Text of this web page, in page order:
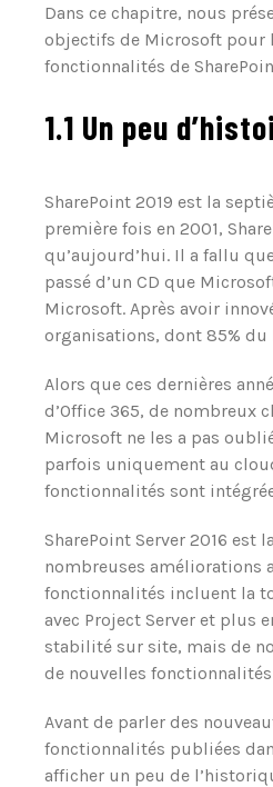
Dans ce chapitre, nous
objectifs de Microsoft pour
fonctionnalités de
1.1 Un peu
SharePoint 2019 est la
première fois en 2001,
qu’aujourd’hui. Il a fallu
passé d’un CD que
Microsoft. Après avoir
organisations, dont 85% du
Alors que ces dernières
d’Office 365, de nombreux
Microsoft ne les a pas
parfois uniquement au
fonctionnalités sont
SharePoint Server 2016 est
nombreuses améliorations
fonctionnalités incluent la
avec Project Server et plus
stabilité sur site, mais de
de nouvelles
Avant de parler des
fonctionnalités publiées
afficher un peu de